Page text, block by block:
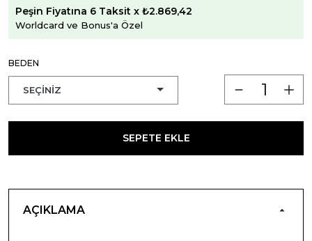
Peşin Fiyatına 6 Taksit x ₺2.869,42
Worldcard ve Bonus'a Özel
BEDEN
SEPETE EKLE
AÇIKLAMA